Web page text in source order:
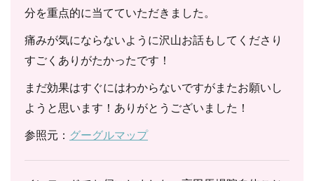
分を重点的に当てていただきました。
痛みが気にならないように沢山お話もしてくださり
すごくありがたかったです！
まだ効果はすぐにはわからないですがまたお願いし
ようと思います！ありがとうございました！
参照元： グーグルマップ